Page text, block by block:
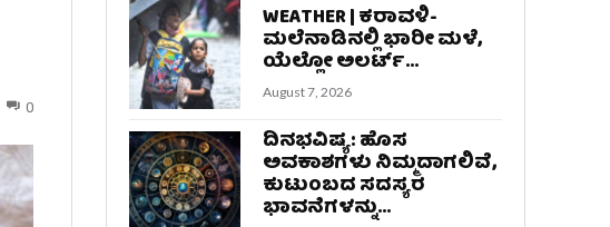
0
WEATHER | ಕರಾವಳಿ-
ಮಲೆನಾಡಿನಲ್ಲಿ ಭಾರೀ ಮಳೆ,
ಯೆಲ್ಲೋ ಅಲರ್ಟ್‌...
August 7, 2026
ದಿನಭವಿಷ್ಯ: ಹೊಸ
ಅವಕಾಶಗಳು ನಿಮ್ಮದಾಗಲಿವೆ,
ಕುಟುಂಬದ ಸದಸ್ಯರ
ಭಾವನೆಗಳನ್ನು...